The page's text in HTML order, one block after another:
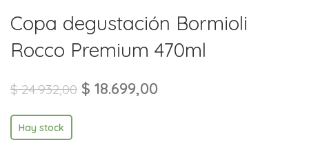
Copa degustación Bormioli
Rocco Premium 470ml
$24.932,00 $ 18.699,00
Hay stock